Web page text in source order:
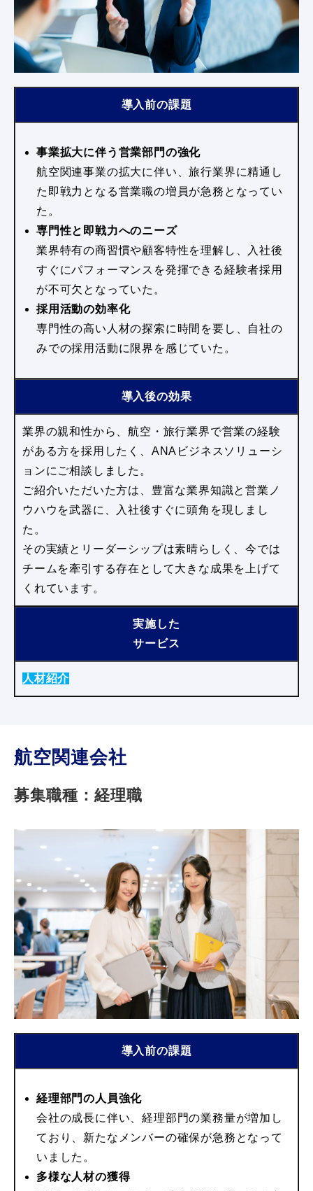
導入前の課題
事業拡大に伴う営業部門の強化
航空関連事業の拡大に伴い、旅行業界に精通し
た即戦力となる営業職の増員が急務となってい
た。
専門性と即戦力へのニーズ
業界特有の商習慣や顧客特性を理解し、入社後
すぐにパフォーマンスを発揮できる経験者採用
が不可欠となっていた。
採用活動の効率化
専門性の高い人材の探索に時間を要し、自社の
みでの採用活動に限界を感じていた。
導入後の効果
業界の親和性から、航空・旅行業界で営業の経験
がある方を採用したく、ANAビジネスソリューシ
ョンにご相談しました。
ご紹介いただいた方は、豊富な業界知識と営業ノ
ウハウを武器に、入社後すぐに頭角を現しまし
た。
その実績とリーダーシップは素晴らしく、今では
チームを牽引する存在として大きな成果を上げて
くれています。
実施した
サービス
人材紹介
航空関連会社
募集職種：経理職
導入前の課題
経理部門の人員強化
会社の成長に伴い、経理部門の業務量が増加し
ており、新たなメンバーの確保が急務となって
いました。
多様な人材の獲得